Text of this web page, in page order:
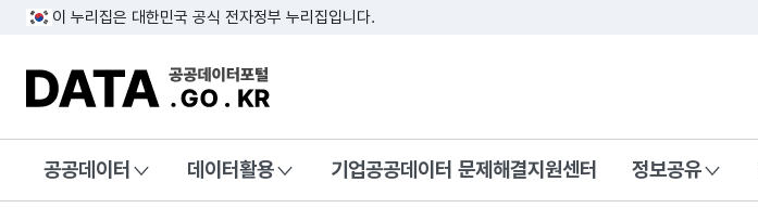
이 누리집은 대한민국 공식 전자정부 누리집입니다.
DATA.GO.KR 공공데이터포털
공공데이터 데이터활용 기업공공데이터 문제해결지원센터 정보공유